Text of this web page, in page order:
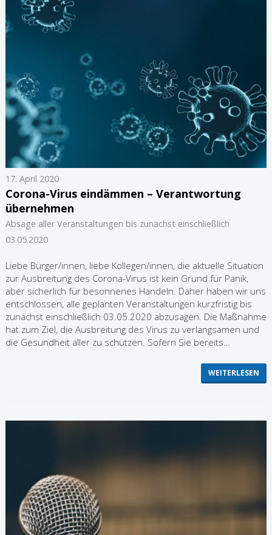
17. April 2020
Corona-Virus eindämmen – Verantwortung
übernehmen
Absage aller Veranstaltungen bis zunächst einschließlich
03.05.2020
Liebe Bürger/innen, liebe Kollegen/innen, die aktuelle Situation
zur Ausbreitung des Corona-Virus ist kein Grund für Panik,
aber sicherlich für besonnenes Handeln. Daher haben wir uns
entschlossen, alle geplanten Veranstaltungen kurzfristig bis
zunächst einschließlich 03.05.2020 abzusagen. Die Maßnahme
hat zum Ziel, die Ausbreitung des Virus zu verlangsamen und
die Gesundheit aller zu schützen. Sofern Sie bereits…
WEITERLESEN